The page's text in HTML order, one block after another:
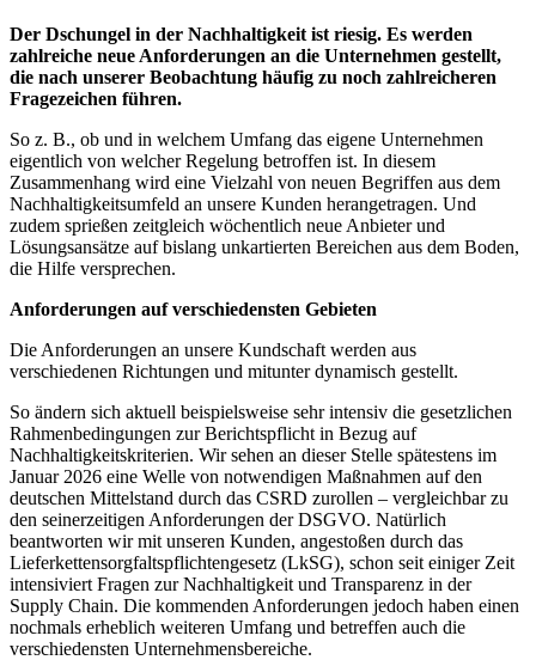
Der Dschungel in der Nachhaltigkeit ist riesig. Es werden
zahlreiche neue Anforderungen an die Unternehmen gestellt,
die nach unserer Beobachtung häufig zu noch zahlreicheren
Fragezeichen führen.
So z. B., ob und in welchem Umfang das eigene Unternehmen
eigentlich von welcher Regelung betroffen ist. In diesem
Zusammenhang wird eine Vielzahl von neuen Begriffen aus dem
Nachhaltigkeitsumfeld an unsere Kunden herangetragen. Und
zudem sprießen zeitgleich wöchentlich neue Anbieter und
Lösungsansätze auf bislang unkartierten Bereichen aus dem Boden,
die Hilfe versprechen.
Anforderungen auf verschiedensten Gebieten
Die Anforderungen an unsere Kundschaft werden aus
verschiedenen Richtungen und mitunter dynamisch gestellt.
So ändern sich aktuell beispielsweise sehr intensiv die gesetzlichen
Rahmenbedingungen zur Berichtspflicht in Bezug auf
Nachhaltigkeitskriterien. Wir sehen an dieser Stelle spätestens im
Januar 2026 eine Welle von notwendigen Maßnahmen auf den
deutschen Mittelstand durch das CSRD zurollen – vergleichbar zu
den seinerzeitigen Anforderungen der DSGVO. Natürlich
beantworten wir mit unseren Kunden, angestoßen durch das
Lieferkettensorgfaltspflichtengesetz (LkSG), schon seit einiger Zeit
intensiviert Fragen zur Nachhaltigkeit und Transparenz in der
Supply Chain. Die kommenden Anforderungen jedoch haben einen
nochmals erheblich weiteren Umfang und betreffen auch die
verschiedensten Unternehmensbereiche.